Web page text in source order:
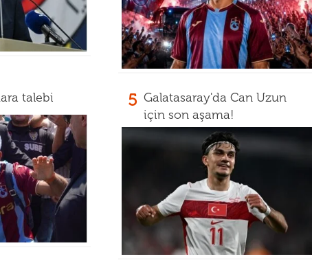
talebi 5 Galatasaray'da Can Uzun
için son aşama!